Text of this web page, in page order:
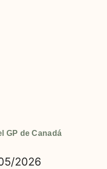
GP de Canadá
2026